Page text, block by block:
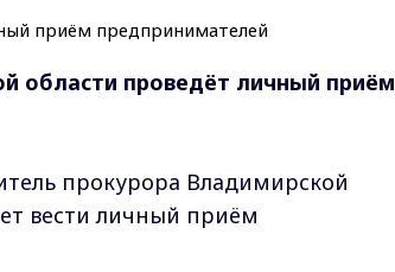
области проведёт личный приём
прокурора Владимирской
вести личный приём